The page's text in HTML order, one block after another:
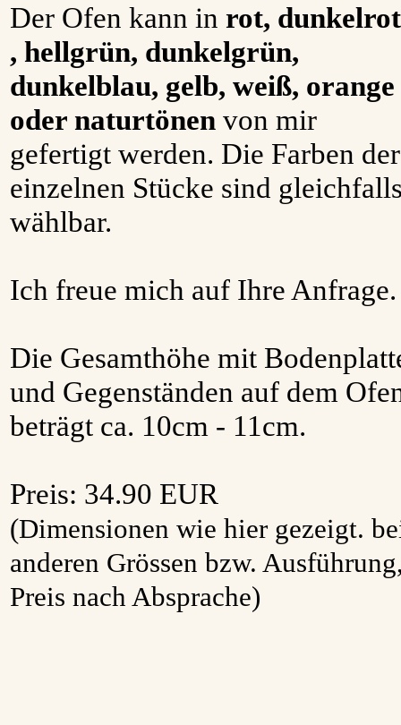
Der Ofen kann in rot, dunkelrot
, hellgrün, dunkelgrün,
dunkelblau, gelb, weiß, orange
oder naturtönen von mir
gefertigt werden. Die Farben der
einzelnen Stücke sind
wählbar.
Ich freue mich auf Ihre Anfrage.
Die Gesamthöhe mit
und Gegenständen auf dem
beträgt ca. 10cm - 11cm.
Preis: 34.90 EUR
(Dimensionen wie hier gezeigt.
anderen Grössen bzw.
Preis nach Absprache)